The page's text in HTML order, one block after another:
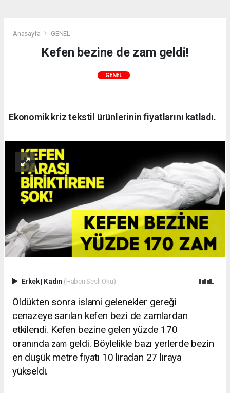
Anasayfa GENEL
Kefen bezine de zam geldi!
GENEL
Ekonomik kriz tekstil ürünlerinin fiyatlarını katladı.
Erkek| Kadın (Haberi Sesli Oku)
Öldükten sonra islami gelenekler gereği
cenazeye sarılan kefen bezi de zamlardan
etkilendi. Kefen bezine gelen yüzde 170
oranında zamgeldi. Böylelikle bazı yerlerde bezin
en düşük metre fiyatı 10 liradan 27 liraya
yükseldi.